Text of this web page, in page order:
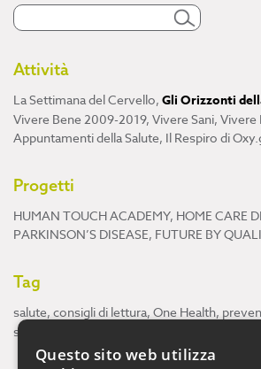
Attività
La Settimana del Cervello, Gli Orizzonti
Vivere Bene 2009-2019, Vivere Sani, Vivere
Appuntamenti della Salute, Il Respiro di
Progetti
HUMAN TOUCH ACADEMY, HOME CARE
PARKINSON’S DISEASE, FUTURE BY
Tag
salute, consigli di lettura, One Health,
scienza
Questo sito web utilizza